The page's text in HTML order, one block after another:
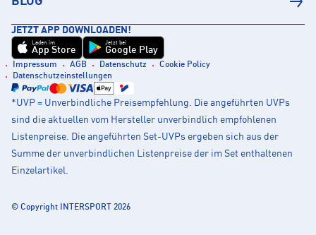
JETZT APP DOWNLOADEN!
Laden im
App Store
Jetzt bei
Google Play
Impressum AGB Datenschutz
Cookie Policy
Datenschutzeinstellungen
*UVP = Unverbindliche Preisempfehlung. Die angeführten UVPs
sind die aktuellen vom Hersteller unverbindlich empfohlenen
Listenpreise. Die angeführten Set-UVPs ergeben sich aus der
Summe der unverbindlichen Listenpreise der im Set enthaltenen
Einzelartikel.
© Copyright INTERSPORT 2026